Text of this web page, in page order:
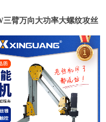
三臂万向大功率大螺纹攻丝